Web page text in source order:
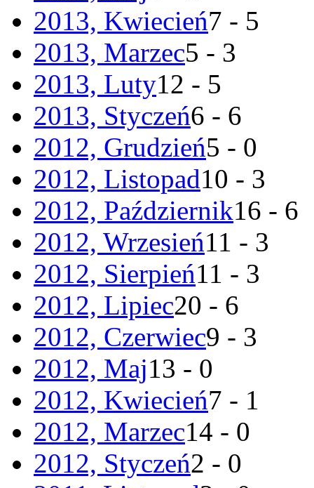
2013, Kwiecień7 - 5
2013, Marzec5 - 3
2013, Luty12 - 5
2013, Styczeń6 - 6
2012, Grudzień5 - 0
2012, Listopad10 - 3
2012, Październik16 - 6
2012, Wrzesień11 - 3
2012, Sierpień11 - 3
2012, Lipiec20 - 6
2012, Czerwiec9 - 3
2012, Maj13 - 0
2012, Kwiecień7 - 1
2012, Marzec14 - 0
2012, Styczeń2 - 0